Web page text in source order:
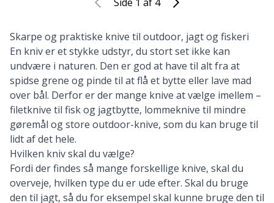
Skarpe og praktiske knive til outdoor, jagt og fiskeri
En kniv er et stykke udstyr, du stort set ikke kan
undvære i naturen. Den er god at have til alt fra at
spidse grene og pinde til at flå et bytte eller lave mad
over bål. Derfor er der mange knive at vælge imellem –
filetknive til fisk og jagtbytte, lommeknive til mindre
gøremål og store outdoor-knive, som du kan bruge til
lidt af det hele.
Hvilken kniv skal du vælge?
Fordi der findes så mange forskellige knive, skal du
overveje, hvilken type du er ude efter. Skal du bruge
den til jagt, så du for eksempel skal kunne bruge den til